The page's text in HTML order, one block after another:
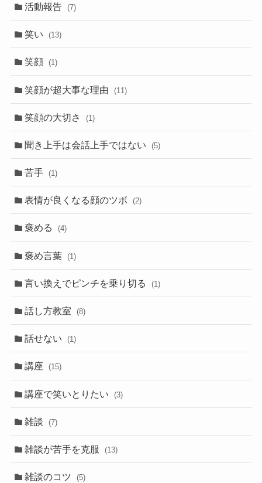
活動報告 (7)
笑い (13)
笑顔 (1)
笑顔が超大事な理由 (11)
笑顔の大切さ (1)
聞き上手は会話上手ではない (5)
苦手 (1)
表情が良くなる顔のツボ (2)
褒める (4)
褒め言葉 (1)
言い換えでピンチを乗り切る (1)
話し方教室 (8)
話せない (1)
講座 (15)
講座で笑いとりたい (3)
雑談 (7)
雑談が苦手を克服 (13)
雑談のコツ (5)